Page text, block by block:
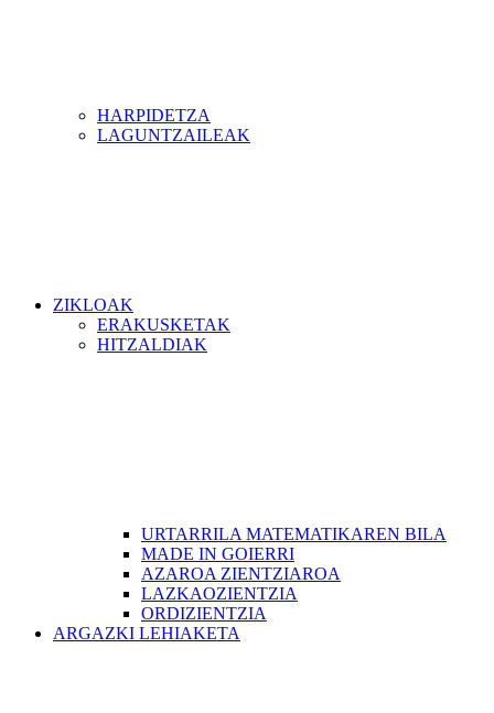
HARPIDETZA
LAGUNTZAILEAK
ZIKLOAK
ERAKUSKETAK
HITZALDIAK
URTARRILA MATEMATIKAREN BILA
MADE IN GOIERRI
AZAROA ZIENTZIAROA
LAZKAOZIENTZIA
ORDIZIENTZIA
ARGAZKI LEHIAKETA